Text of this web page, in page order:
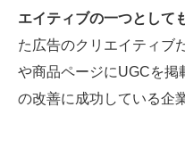
エイティブの一つとして
た広告のクリエイティブ
や商品ページにUGCを掲
の改善に成功している企